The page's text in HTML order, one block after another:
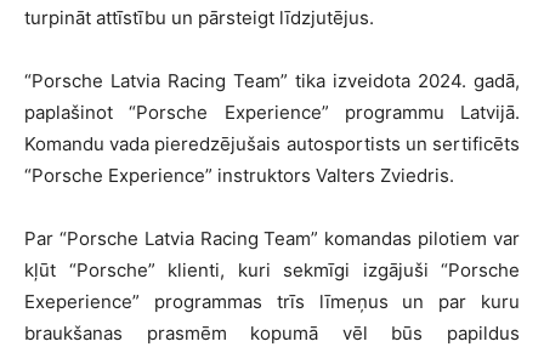
turpināt attīstību un pārsteigt līdzjutējus.
“Porsche Latvia Racing Team” tika izveidota 2024. gadā,
paplašinot “Porsche Experience” programmu Latvijā.
Komandu vada pieredzējušais autosportists un sertificēts
“Porsche Experience” instruktors Valters Zviedris.
Par “Porsche Latvia Racing Team” komandas pilotiem var
kļūt “Porsche” klienti, kuri sekmīgi izgājuši “Porsche
Exeperience” programmas trīs līmeņus un par kuru
braukšanas prasmēm kopumā vēl būs papildus